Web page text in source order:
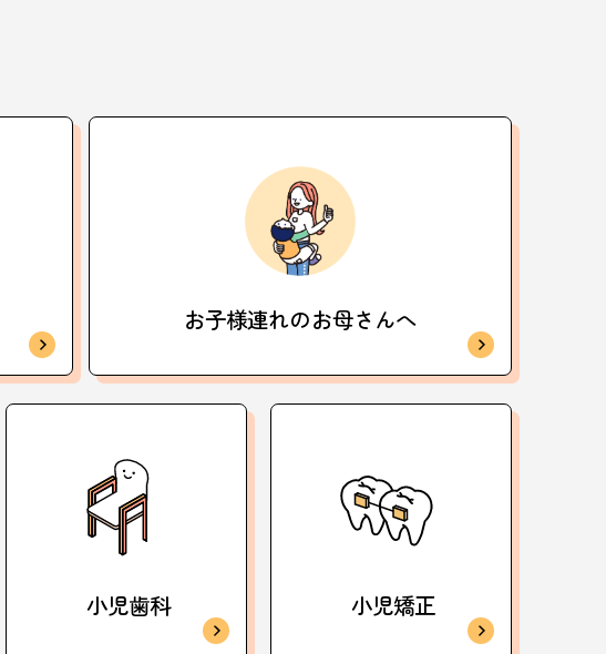
お子様連れのお母さんへ
小児歯科 小児矯正